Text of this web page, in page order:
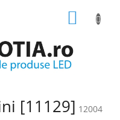
COŞ
[11129] 12004